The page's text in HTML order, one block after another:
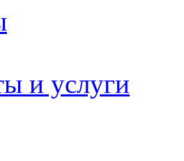
и услуги